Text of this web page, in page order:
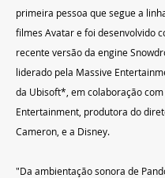
primeira pessoa que segue a
filmes Avatar e foi desenvolvido
recente versão da engine
liderado pela Massive
da Ubisoft*, em colaboração
Entertainment, produtora do
Cameron, e a Disney.
"Da ambientação sonora de